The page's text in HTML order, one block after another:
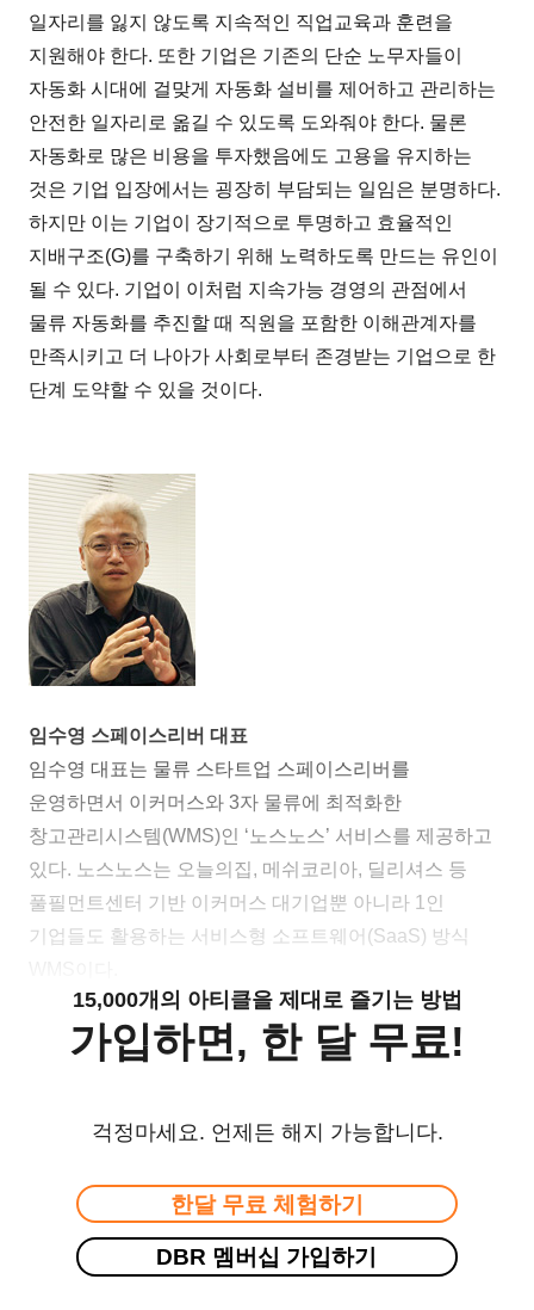
일자리를 잃지 않도록 지속적인 직업교육과 훈련을
지원해야 한다. 또한 기업은 기존의 단순 노무자들이
자동화 시대에 걸맞게 자동화 설비를 제어하고 관리하는
안전한 일자리로 옮길 수 있도록 도와줘야 한다. 물론
자동화로 많은 비용을 투자했음에도 고용을 유지하는
것은 기업 입장에서는 굉장히 부담되는 일임은 분명하다.
하지만 이는 기업이 장기적으로 투명하고 효율적인
지배구조(G)를 구축하기 위해 노력하도록 만드는 유인이
될 수 있다. 기업이 이처럼 지속가능 경영의 관점에서
물류 자동화를 추진할 때 직원을 포함한 이해관계자를
만족시키고 더 나아가 사회로부터 존경받는 기업으로 한
단계 도약할 수 있을 것이다.
임수영 스페이스리버 대표
임수영 대표는 물류 스타트업 스페이스리버를
운영하면서 이커머스와 3자 물류에 최적화한
창고관리시스템(WMS)인 ‘노스노스’ 서비스를 제공하고
있다. 노스노스는 오늘의집, 메쉬코리아, 딜리셔스 등
풀필먼트센터 기반 이커머스 대기업뿐 아니라 1인
기업들도 활용하는 서비스형 소프트웨어(SaaS) 방식
15,000개의 아티클을 제대로 즐기는 방법
가입하면, 한 달 무료!
걱정마세요. 언제든 해지 가능합니다.
한달 무료 체험하기
DBR 멤버십 가입하기